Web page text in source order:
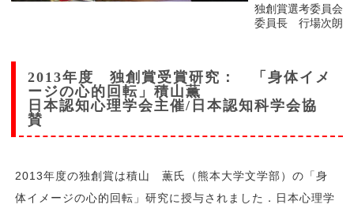
独創賞選考委員会
委員長 行場次朗
2013年度 独創賞受賞研究： 「身体イメ
ージの心的回転」積山薫
日本認知心理学会主催/日本認知科学会協
賛
2013年度の独創賞は積山 薫氏（熊本大学文学部）の「身
体イメージの心的回転」研究に授与されました．日本心理学